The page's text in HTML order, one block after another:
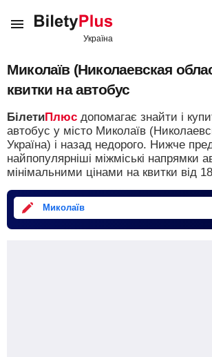
Миколаїв (Николаевская
квитки на автобус
БілетиПлюс допомагає знайти і
автобус у місто Миколаїв
Україна) і назад недорого. Нижче
найпопулярніші міжміські напрямки
мінімальними цінами на квитки від
Миколаїв